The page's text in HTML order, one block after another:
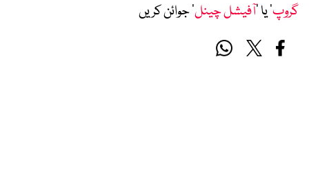
گروپ‘ یا ’آفیشل چینل‘ جوائن کریں